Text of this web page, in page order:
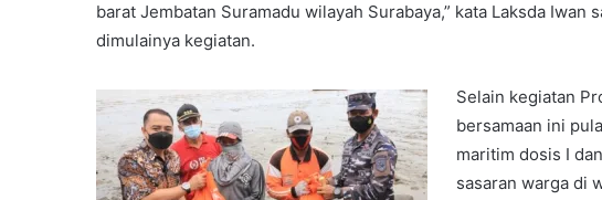
barat Jembatan Suramadu wilayah Surabaya,” kata Laksda
dimulainya kegiatan.
Selain kegiatan
bersamaan ini
maritim dosis I
sasaran warga di